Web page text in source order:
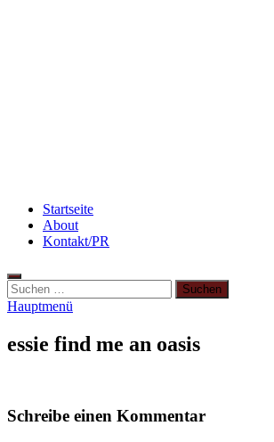
Startseite
About
Kontakt/PR
Suchen
nach:
Hauptmenü
essie find me an oasis
Schreibe einen Kommentar